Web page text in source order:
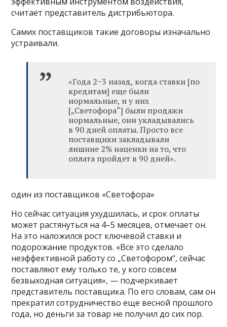
считает представитель дистрибьютора.
Самих поставщиков такие договоры изначально
устраивали.
«Года 2−3 назад, когда ставки [по
кредитам] еще были
нормальные, и у них
[„Светофора“] были продажи
нормальные, они укладывались
в 90 дней оплаты. Просто все
поставщики закладывали
лишние 2% наценки на то, что
оплата пройдет в 90 дней».
один из поставщиков «Светофора»
Но сейчас ситуация ухудшилась, и срок оплаты
может растянуться на 4–5 месяцев, отмечает он.
На это наложился рост ключевой ставки и
подорожание продуктов. «Все это сделало
неэффективной работу со „Светофором“, сейчас
поставляют ему только те, у кого совсем
безвыходная ситуация», — подчеркивает
представитель поставщика. По его словам, сам он
прекратил сотрудничество еще весной прошлого
года, но деньги за товар не получил до сих пор.